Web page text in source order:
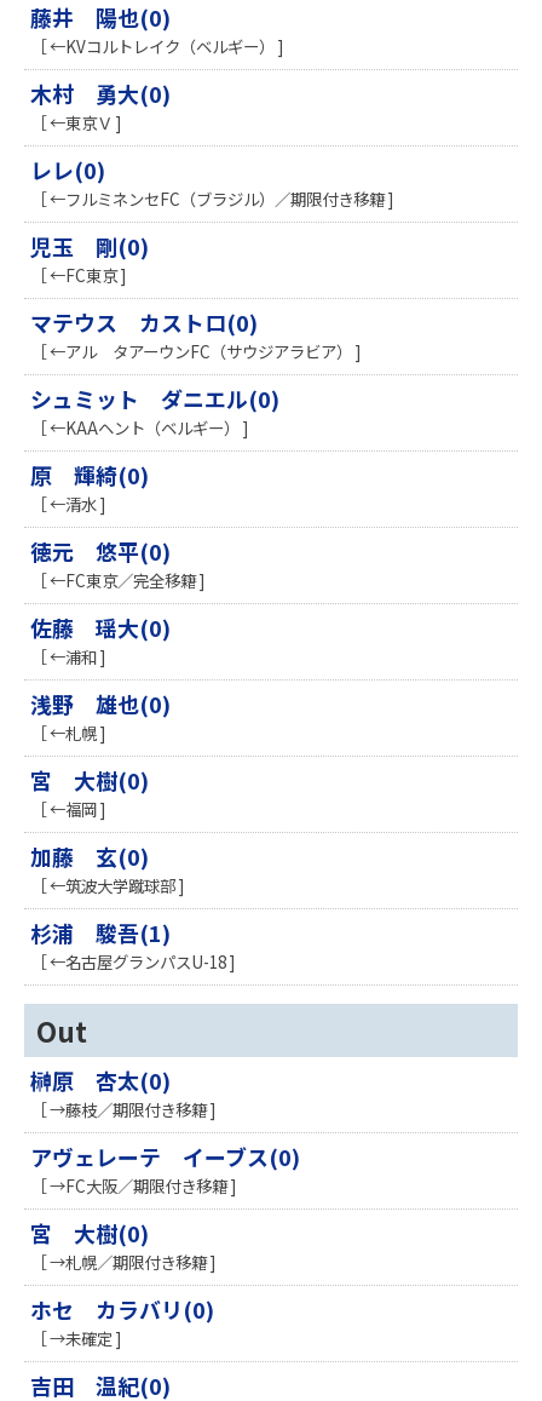
藤井 陽也(0)
［ ←KVコルトレイク（ベルギー） ]
木村 勇大(0)
［ ←東京Ｖ ]
レレ(0)
［ ←フルミネンセFC（ブラジル）／期限付き移籍 ]
児玉 剛(0)
［ ←FC東京 ]
マテウス カストロ(0)
［ ←アル タアーウンFC（サウジアラビア） ]
シュミット ダニエル(0)
［ ←KAAヘント（ベルギー） ]
原 輝綺(0)
［ ←清水 ]
徳元 悠平(0)
［ ←FC東京／完全移籍 ]
佐藤 瑶大(0)
［ ←浦和 ]
浅野 雄也(0)
［ ←札幌 ]
宮 大樹(0)
［ ←福岡 ]
加藤 玄(0)
［ ←筑波大学蹴球部 ]
杉浦 駿吾(1)
［ ←名古屋グランパスU-18 ]
Out
榊原 杏太(0)
［ →藤枝／期限付き移籍 ]
アヴェレーテ イーブス(0)
［ →FC大阪／期限付き移籍 ]
宮 大樹(0)
［ →札幌／期限付き移籍 ]
ホセ カラバリ(0)
［ →未確定 ]
吉田 温紀(0)